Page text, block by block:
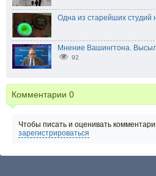
Одна из старейших студий
Мнение Вашингтона.
92
Комментарии 0
Чтобы писать и оценивать
зарегистрироваться